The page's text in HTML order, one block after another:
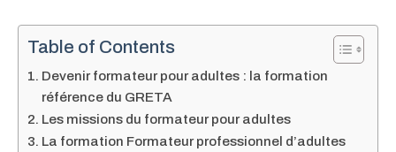
Table of Contents
Devenir formateur pour adultes : la formation
référence du GRETA
Les missions du formateur pour adultes
La formation Formateur professionnel d’adultes